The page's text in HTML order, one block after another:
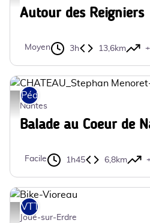
Autour des Reigniers
Moyen 3h 13,6km
CHATEAU_Stephan Menoret-Nantes
Pédestre
Nantes
Balade au Coeur de
Facile 1h45 6,8km
Bike-Vioreau - COMPA
VTT
Joué-sur-Erdre